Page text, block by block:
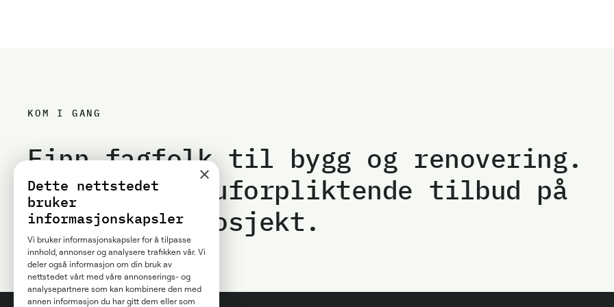
KOM I GANG
Finn fagfolk til bygg og renovering.
Motta flere uforpliktende tilbud på
ditt byggeprosjekt.
×
Dette nettstedet
bruker
informasjonskapsler
Vi bruker informasjonskapsler for å tilpasse
innhold, annonser og analysere trafikken vår. Vi
deler også informasjon om din bruk av
nettstedet vårt med våre annonserings- og
analysepartnere som kan kombinere den med
annen informasjon du har gitt dem eller som